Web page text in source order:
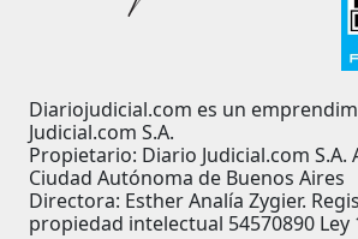
Diariojudicial.com es un
Judicial.com S.A.
Propietario: Diario Judicial.com S.A.
Ciudad Autónoma de Buenos Aires
Directora: Esther Analía Zygier.
propiedad intelectual 54570890 Ley